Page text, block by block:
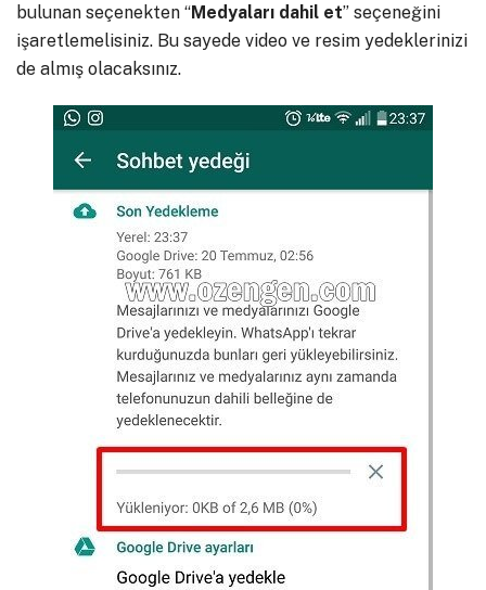
bulunan seçenekten “Medyaları dahil et” seçeneğini
işaretlemelisiniz. Bu sayede video ve resim yedeklerinizi
de almış olacaksınız.